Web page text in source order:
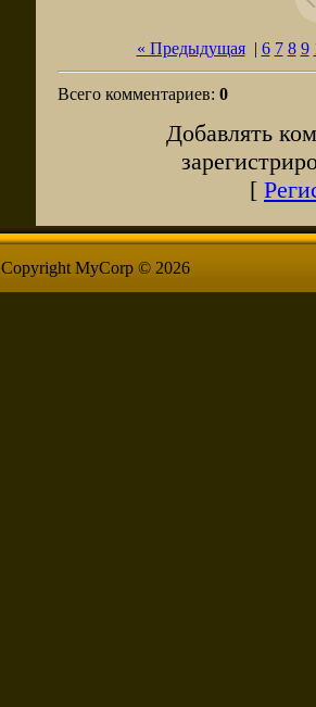
« Предыдущая| 6 7 8 9
Всего комментариев: 0
Добавлять
[
Copyright MyCorp © 2026